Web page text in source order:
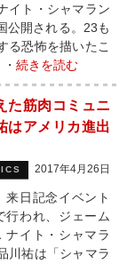
イト・シャマラン
公開される。23も
る恐怖を描いたこ
続きを読む
た筋肉コミュニ
アメリカ進出
2017年4月26日
日記念イベント
行われ、ジェーム
ナイト・シャマラ
川祐は「シャマラ